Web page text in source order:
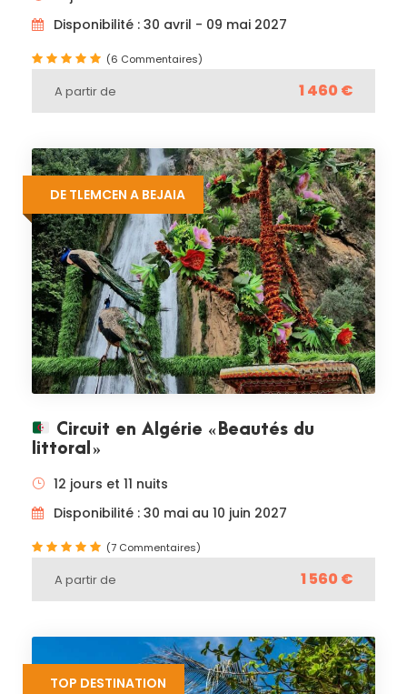
Disponibilité : 30 avril - 09 mai 2027
(6 Commentaires)
A partir de 1 460 €
DE TLEMCEN A BEJAIA
Circuit en Algérie « Beautés du
littoral »
12 jours et 11 nuits
Disponibilité : 30 mai au 10 juin 2027
(7 Commentaires)
A partir de 1 560 €
TOP DESTINATION